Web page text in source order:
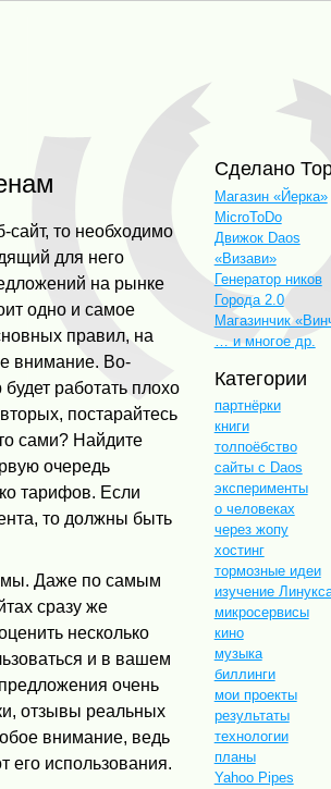
сайт, то необходимо
для него
на рынке
одно и самое
правил, на
внимание. Во-
работать плохо
постарайтесь
сами? Найдите
очередь
тарифов. Если
то должны быть
Даже по самым
сразу же
несколько
и в вашем
очень
отзывы реальных
внимание, ведь
его использования.
Сделано
Магазин «Йерка»
MicroToDo
Движок Daos
«Визави»
Генератор ников
Города 2.0
Магазинчик
… и многое др.
Категории
партнёрки
книги
толпоёбство
сайты с Daos
эксперименты
о человеках
через жопу
хостинг
тормозные идеи
изучение
микросервисы
кино
музыка
биллинги
мои проекты
результаты
технологии
планы
Yahoo Pipes